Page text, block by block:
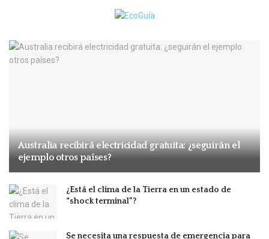
Australia recibirá electricidad gratuita: ¿seguirán el
ejemplo otros países?
¿Está el clima de la Tierra en un estado de
“shock terminal”?
Se necesita una respuesta de emergencia para